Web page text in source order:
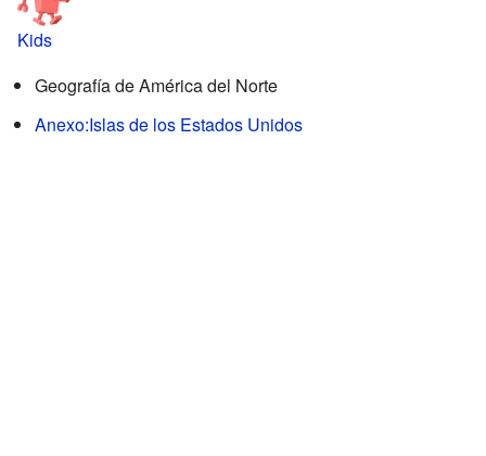
Kids
Geografía de América del Norte
Anexo:Islas de los Estados Unidos